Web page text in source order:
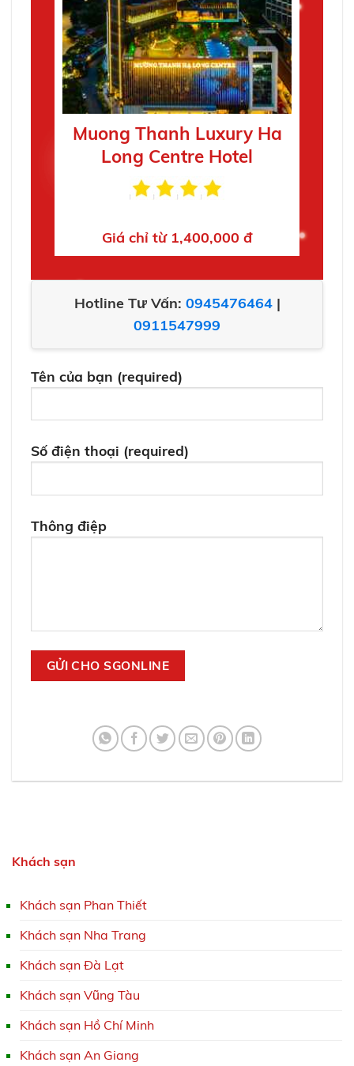
Khách sạn
Khách sạn Phan Thiết
Khách sạn Nha Trang
Khách sạn Đà Lạt
Khách sạn Vũng Tàu
Khách sạn Hồ Chí Minh
Khách sạn An Giang
Muong Thanh Luxury Ha
Long Centre Hotel
Giá chỉ từ 1,400,000 đ
Hotline Tư Vấn: 0945476464|
0911547999
Tên của bạn (required)
Số điện thoại (required)
Thông điệp